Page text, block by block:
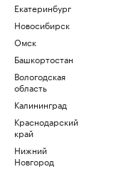
Екатеринбург
Новосибирск
Омск
Башкортостан
Вологодская
область
Калининград
Краснодарский
край
Нижний
Новгород